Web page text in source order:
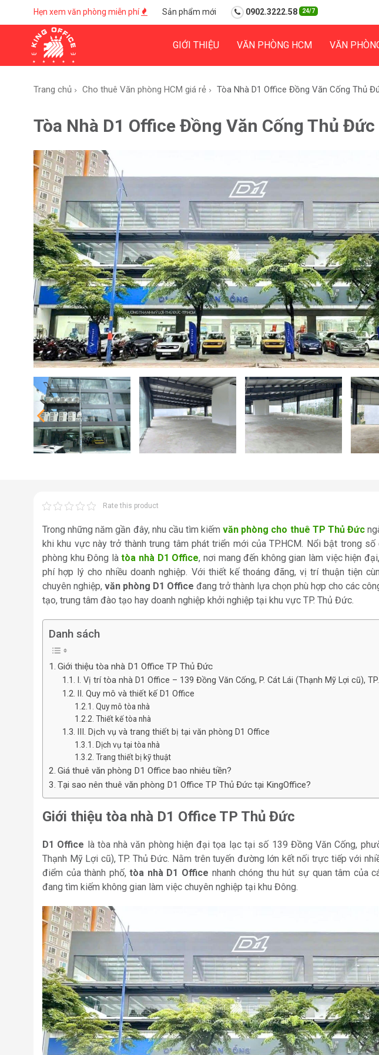
Hẹn xem văn phòng miễn phí Sản phẩm mới 0902.3222.58 24/7
GIỚI THIỆU VĂN PHÒNG HCM VĂN
Trang chủ Cho thuê Văn phòng HCM giá rẻ Tòa Nhà D1 Office Đồng Văn Cống Thủ
Tòa Nhà D1 Office Đồng Văn Cống Thủ Đức
Rate this product
Trong những năm gần đây, nhu cầu tìm kiếmvăn phòng cho thuê TP Thủ Đức
khi khu vực này trở thành trung tâm phát triển mới của TP.HCM. Nổi bật trong số
phòng khu Đông làtòa nhà D1 Office, nơi mang đến không gian làm việc hiện
phí hợp lý cho nhiều doanh nghiệp. Với thiết kế thoáng đãng, vị trí thuận tiện
chuyên nghiệp,văn phòng D1 Office đang trở thành lựa chọn phù hợp cho các
tạo, trung tâm đào tạo hay doanh nghiệp khởi nghiệp tại khu vực TP. Thủ Đức.
Danh sách
Giới thiệu tòa nhà D1 Office TP Thủ Đức
I. Vị trí tòa nhà D1 Office – 139 Đồng Văn Cống, P. Cát Lái (Thạnh Mỹ Lợi cũ),
II. Quy mô và thiết kế D1 Office
Quy mô tòa nhà
Thiết kế tòa nhà
III. Dịch vụ và trang thiết bị tại văn phòng D1 Office
Dịch vụ tại tòa nhà
Trang thiết bị kỹ thuật
Giá thuê văn phòng D1 Office bao nhiêu tiền?
Tại sao nên thuê văn phòng D1 Office TP Thủ Đức tại KingOffice?
Giới thiệu tòa nhà D1 Office TP Thủ Đức
D1 Office là tòa nhà văn phòng hiện đại tọa lạc tại số 139 Đồng Văn Cống,
Thạnh Mỹ Lợi cũ), TP. Thủ Đức. Nằm trên tuyến đường lớn kết nối trực tiếp với
điểm của thành phố,tòa nhà D1 Office nhanh chóng thu hút sự quan tâm của
đang tìm kiếm không gian làm việc chuyên nghiệp tại khu Đông.